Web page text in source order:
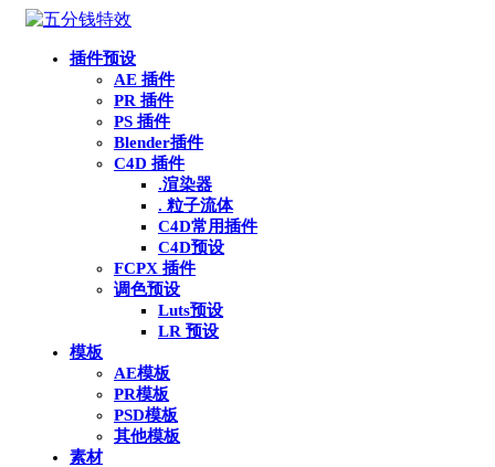
插件预设
AE 插件
PR 插件
PS 插件
Blender插件
C4D 插件
.渲染器
. 粒子流体
C4D常用插件
C4D预设
FCPX 插件
调色预设
Luts预设
LR 预设
模板
AE模板
PR模板
PSD模板
其他模板
素材